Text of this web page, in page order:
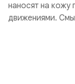
наносят на кожу
движениями.